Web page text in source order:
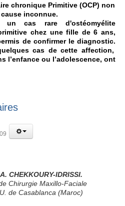
chronique Primitive (OCP) non
inconnue.
un cas rare d'ostéomyélite
chez une fille de 6 ans,
de confirmer le diagnostic.
cas de cette affection,
l’enfance ou l’adolescence, ont
CHEKKOURY-IDRISSI.
Chirurgie Maxillo-Faciale
de Casablanca (Maroc)